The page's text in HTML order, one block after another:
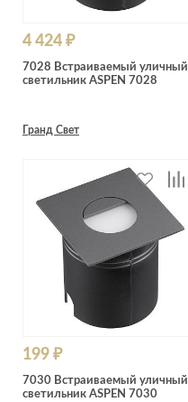
4 424 ₽
7028 Встраиваемый уличный
светильник ASPEN 7028
Гранд Свет
199 ₽
7030 Встраиваемый уличный
светильник ASPEN 7030